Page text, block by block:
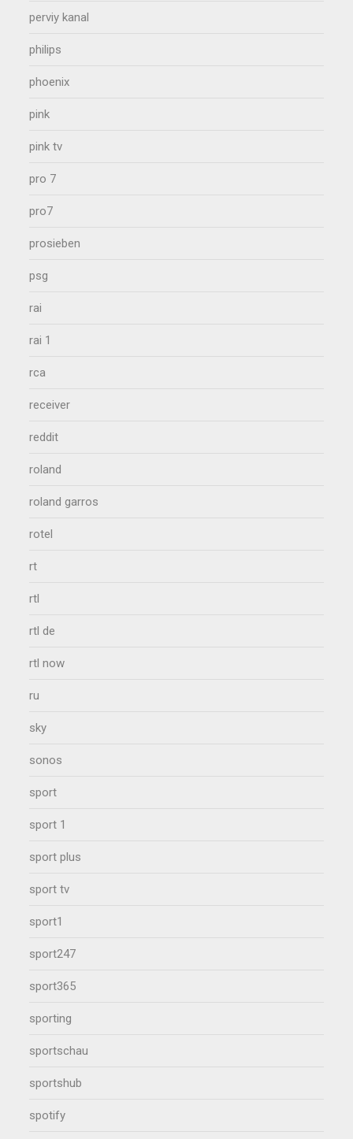
perviy kanal
philips
phoenix
pink
pink tv
pro 7
pro7
prosieben
psg
rai
rai 1
rca
receiver
reddit
roland
roland garros
rotel
rt
rtl
rtl de
rtl now
ru
sky
sonos
sport
sport 1
sport plus
sport tv
sport1
sport247
sport365
sporting
sportschau
sportshub
spotify